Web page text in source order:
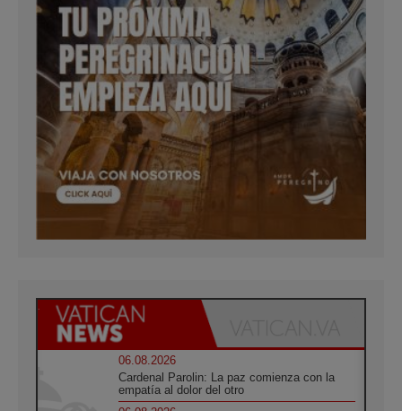
06.08.2026
Cardenal Parolin: La paz comienza con la
empatía al dolor del otro